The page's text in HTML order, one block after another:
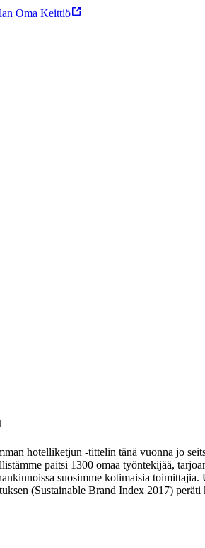
Oma Keittiö
hotelliketjun -tittelin tänä vuonna jo
paitsi 1300 omaa työntekijää,
suosimme kotimaisia
(Sustainable Brand Index 2017) peräti